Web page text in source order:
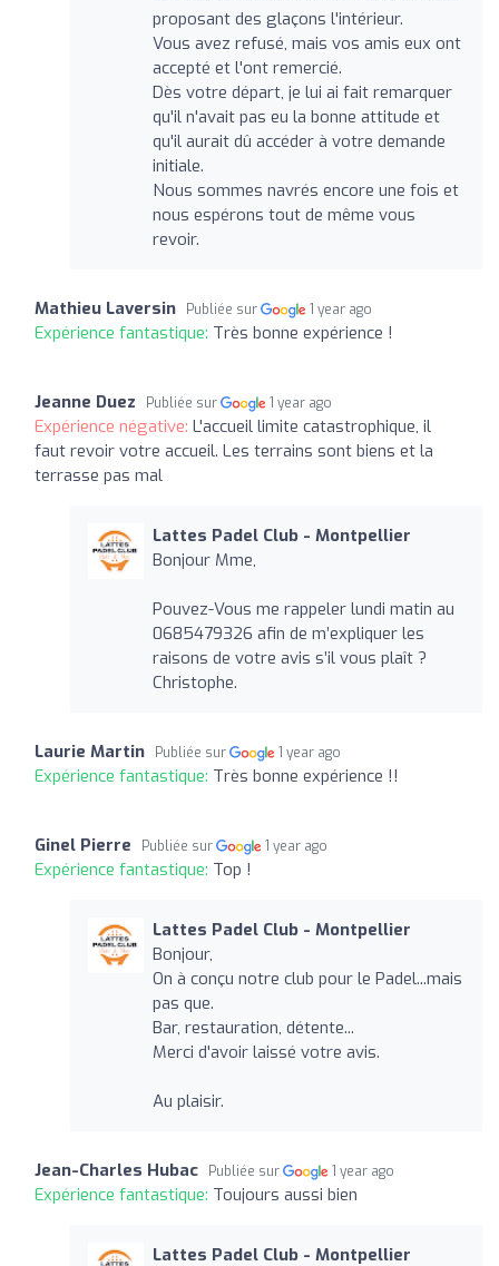
proposant des glaçons l'intérieur.
Vous avez refusé, mais vos amis eux ont
accepté et l'ont remercié.
Dès votre départ, je lui ai fait remarquer
qu'il n'avait pas eu la bonne attitude et
qu'il aurait dû accéder à votre demande
initiale.
Nous sommes navrés encore une fois et
nous espérons tout de même vous
revoir.
Mathieu Laversin Publiée sur 1 year ago
Expérience fantastique: Très bonne expérience !
Jeanne Duez Publiée sur 1 year ago
Expérience négative: L'accueil limite catastrophique, il
faut revoir votre accueil. Les terrains sont biens et la
terrasse pas mal
Lattes Padel Club - Montpellier
Bonjour Mme,
Pouvez-Vous me rappeler lundi matin au
0685479326 afin de m’expliquer les
raisons de votre avis s’il vous plaît ?
Christophe.
Laurie Martin Publiée sur 1 year ago
Expérience fantastique: Très bonne expérience !!
Ginel Pierre Publiée sur 1 year ago
Expérience fantastique: Top !
Lattes Padel Club - Montpellier
Bonjour,
On à conçu notre club pour le Padel...mais
pas que.
Bar, restauration, détente...
Merci d'avoir laissé votre avis.
Au plaisir.
Jean-Charles Hubac Publiée sur 1 year ago
Expérience fantastique: Toujours aussi bien
Lattes Padel Club - Montpellier